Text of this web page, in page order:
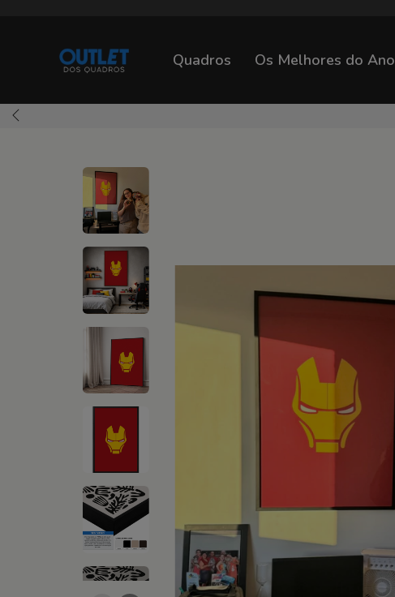
Quadros Os Melhores do Ano